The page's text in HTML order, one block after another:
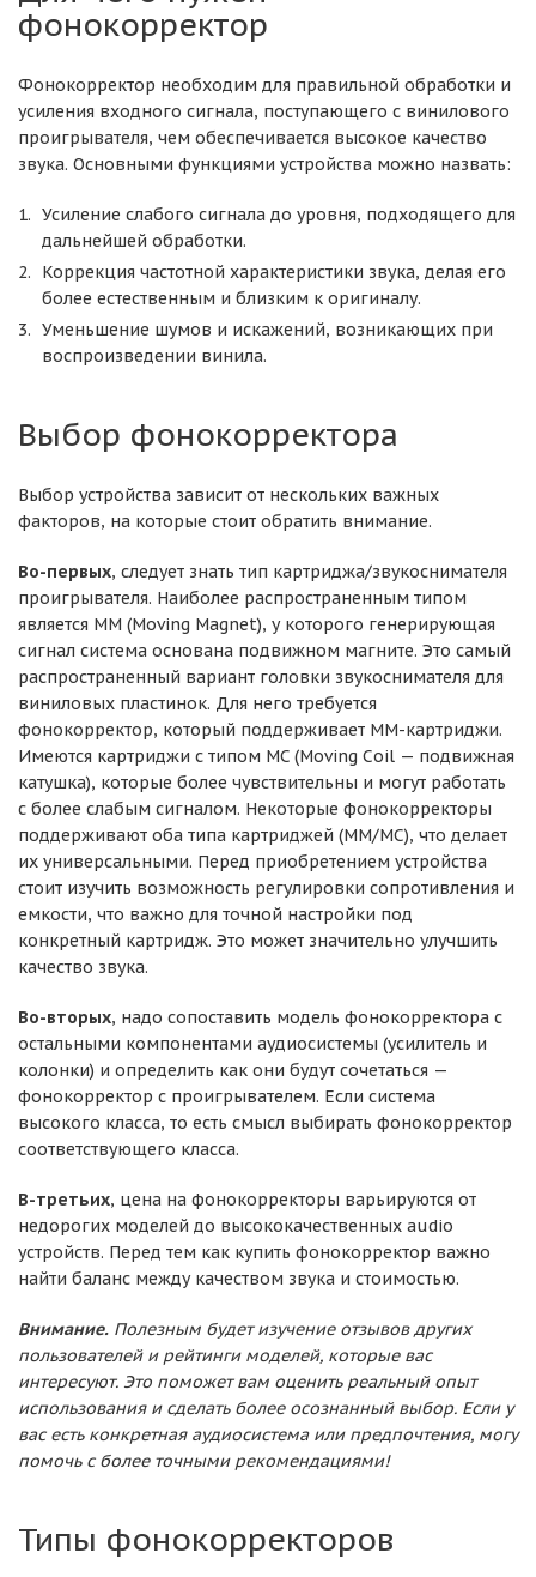
фонокорректор
Фонокорректор необходим для правильной обработки и
усиления входного сигнала, поступающего с винилового
проигрывателя, чем обеспечивается высокое качество
звука. Основными функциями устройства можно назвать:
Усиление слабого сигнала до уровня, подходящего для
дальнейшей обработки.
Коррекция частотной характеристики звука, делая его
более естественным и близким к оригиналу.
Уменьшение шумов и искажений, возникающих при
воспроизведении винила.
Выбор фонокорректора
Выбор устройства зависит от нескольких важных
факторов, на которые стоит обратить внимание.
Во-первых, следует знать тип картриджа/звукоснимателя
проигрывателя. Наиболее распространенным типом
является MM (Moving Magnet), у которого генерирующая
сигнал система основана подвижном магните. Это самый
распространенный вариант головки звукоснимателя для
виниловых пластинок. Для него требуется
фонокорректор, который поддерживает MM-картриджи.
Имеются картриджи с типом MC (Moving Coil — подвижная
катушка), которые более чувствительны и могут работать
с более слабым сигналом. Некоторые фонокорректоры
поддерживают оба типа картриджей (MM/MC), что делает
их универсальными. Перед приобретением устройства
стоит изучить возможность регулировки сопротивления и
емкости, что важно для точной настройки под
конкретный картридж. Это может значительно улучшить
качество звука.
Во-вторых, надо сопоставить модель фонокорректора с
остальными компонентами аудиосистемы (усилитель и
колонки) и определить как они будут сочетаться —
фонокорректор с проигрывателем. Если система
высокого класса, то есть смысл выбирать фонокорректор
соответствующего класса.
В-третьих, цена на фонокорректоры варьируются от
недорогих моделей до высококачественных audio
устройств. Перед тем как купить фонокорректор важно
найти баланс между качеством звука и стоимостью.
Внимание. Полезным будет изучение отзывов других
пользователей и рейтинги моделей, которые вас
интересуют. Это поможет вам оценить реальный опыт
использования и сделать более осознанный выбор. Если у
вас есть конкретная аудиосистема или предпочтения, могу
помочь с более точными рекомендациями!
Типы фонокорректоров